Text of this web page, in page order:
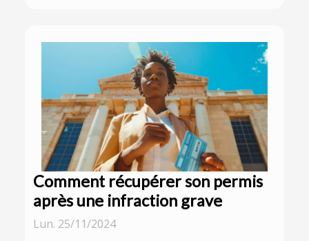
Comment récupérer son permis
après une infraction grave
Lun. 25/11/2024